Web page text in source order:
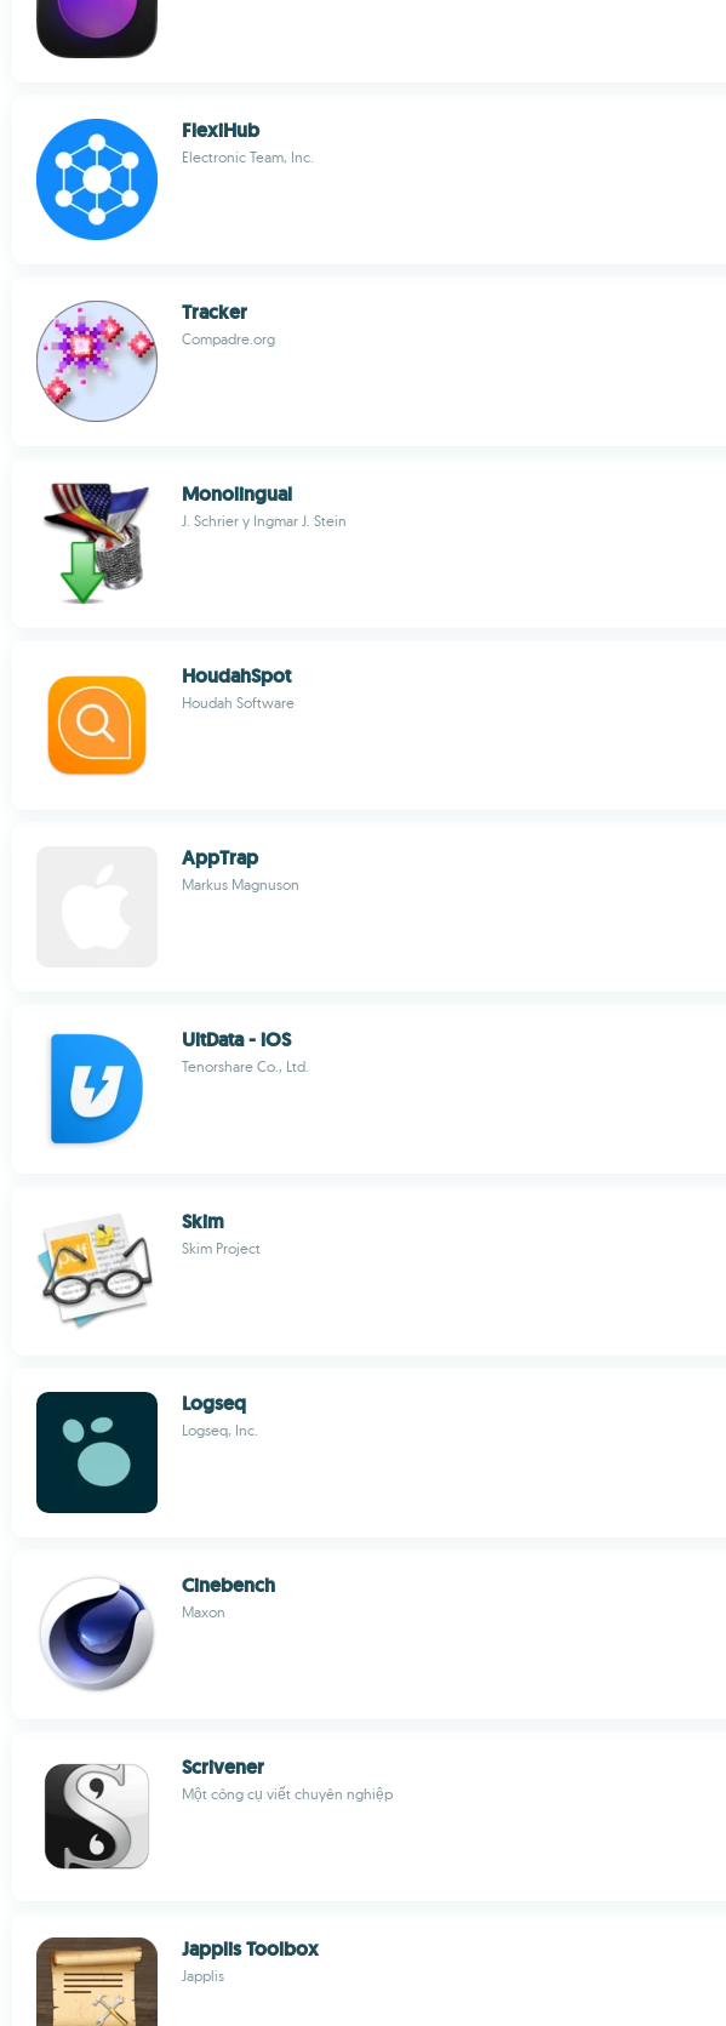
FlexiHub
Electronic Team, Inc.
Tracker
Compadre.org
Monolingual
J. Schrier y Ingmar J. Stein
HoudahSpot
Houdah Software
AppTrap
Markus Magnuson
UltData - iOS
Tenorshare Co., Ltd.
Skim
Skim Project
Logseq
Logseq, Inc.
Cinebench
Maxon
Scrivener
Một công cụ viết chuyên nghiệp
Japplis Toolbox
Japplis